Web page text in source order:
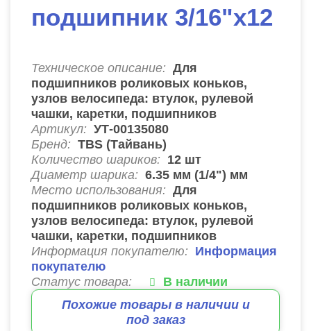
подшипник 3/16"х12
Техническое описание: Для
подшипников роликовых коньков,
узлов велосипеда: втулок, рулевой
чашки, каретки, подшипников
Артикул: УТ-00135080
Бренд: TBS (Тайвань)
Количество шариков: 12 шт
Диаметр шарика: 6.35 мм (1/4") мм
Место использования: Для
подшипников роликовых коньков,
узлов велосипеда: втулок, рулевой
чашки, каретки, подшипников
Информация покупателю: Информация
покупателю
Статус товара:
В наличии
Похожие товары в наличии и
под заказ